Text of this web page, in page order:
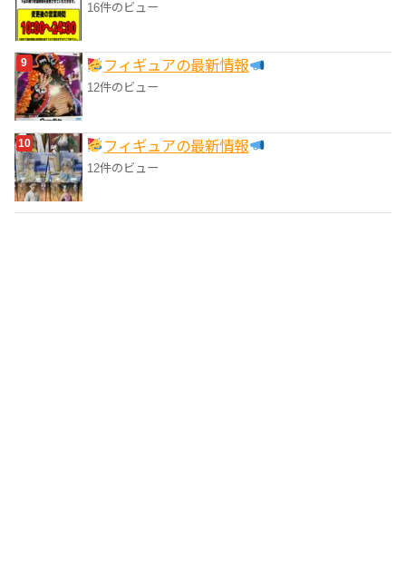
16件のビュー
フィギュアの最新情報
12件のビュー
フィギュアの最新情報
12件のビュー